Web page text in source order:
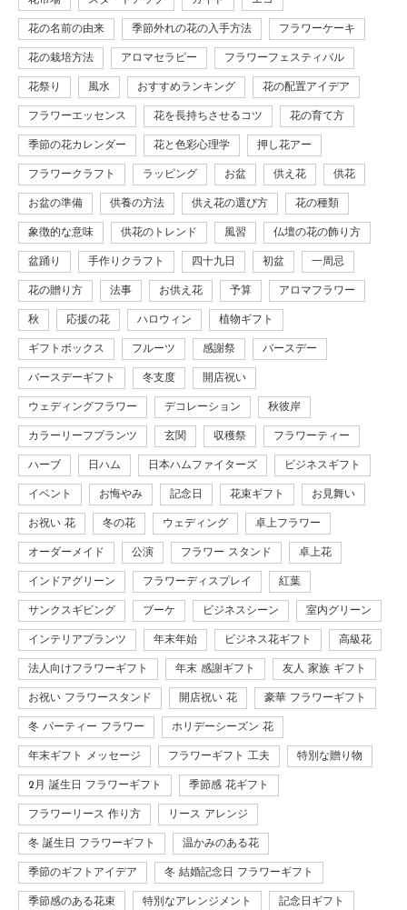
花の名前の由来 季節外れの花の入手方法 フラワーケーキ
花の栽培方法 アロマセラピー フラワーフェスティバル
花祭り 風水 おすすめランキング 花の配置アイデア
フラワーエッセンス 花を長持ちさせるコツ 花の育て方
季節の花カレンダー 花と色彩心理学 押し花アー
フラワークラフト ラッピング お盆 供え花 供花
お盆の準備 供養の方法 供え花の選び方 花の種類
象徴的な意味 供花のトレンド 風習 仏壇の花の飾り方
盆踊り 手作りクラフト 四十九日 初盆 一周忌
花の贈り方 法事 お供え花 予算 アロマフラワー
秋 応援の花 ハロウィン 植物ギフト
ギフトボックス フルーツ 感謝祭 バースデー
バースデーギフト 冬支度 開店祝い
ウェディングフラワー デコレーション 秋彼岸
カラーリーフプランツ 玄関 収穫祭 フラワーティー
ハーブ 日ハム 日本ハムファイターズ ビジネスギフト
イベント お悔やみ 記念日 花束ギフト お見舞い
お祝い 花 冬の花 ウェディング 卓上フラワー
オーダーメイド 公演 フラワー スタンド 卓上花
インドアグリーン フラワーディスプレイ 紅葉
サンクスギビング ブーケ ビジネスシーン 室内グリーン
インテリアプランツ 年末年始 ビジネス花ギフト 高級花
法人向けフラワーギフト 年末 感謝ギフト 友人 家族 ギフト
お祝い フラワースタンド 開店祝い 花 豪華 フラワーギフト
冬 パーティー フラワー ホリデーシーズン 花
年末ギフト メッセージ フラワーギフト 工夫 特別な贈り物
2月 誕生日 フラワーギフト 季節感 花ギフト
フラワーリース 作り方 リース アレンジ
冬 誕生日 フラワーギフト 温かみのある花
季節のギフトアイデア 冬 結婚記念日 フラワーギフト
季節感のある花束 特別なアレンジメント 記念日ギフト